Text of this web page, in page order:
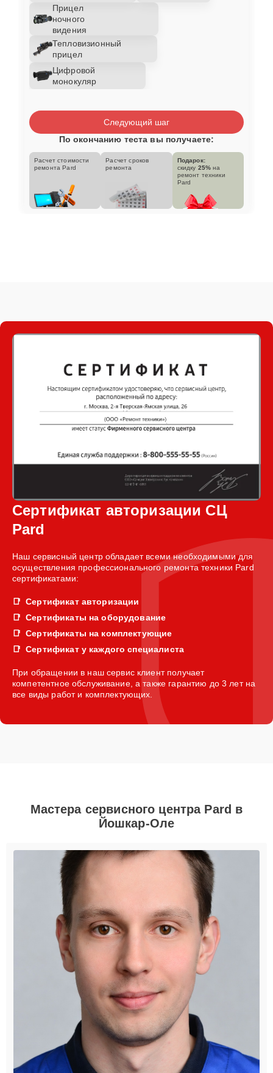
Прицел
ночного
видения
Тепловизионный
прицел
Цифровой
монокуляр
Следующий шаг
По окончанию теста вы получаете:
Расчет стоимости
ремонта Pard
Расчет сроков
ремонта
Подарок:
скидку 25% на
ремонт техники
Pard
Сертификат авторизации СЦ
Pard
Наш сервисный центр обладает всеми необходимыми для
осуществления профессионального ремонта техники Pard
сертификатами:
Сертификат авторизации
Сертификаты на оборудование
Сертификаты на комплектующие
Сертификат у каждого специалиста
При обращении в наш сервис клиент получает
компетентное обслуживание, а также гарантию до 3 лет на
все виды работ и комплектующих.
Мастера сервисного центра Pard в
Йошкар-Оле